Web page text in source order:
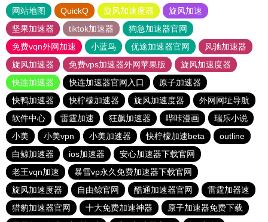
网站地图 QuickQ 旋风加速度器
旋风加速
坚果加速器
tiktok加速器
狗急加速器官网
免费vqn外网加速
小蓝鸟 优途加速器官网
风驰加速器
旋风加速器
免费vps加速器外网苹果版
旋风加速度器
快连加速器
快连加速器官网入口
原子加速器
快鸭加速器
快柠檬加速器 旋风加速度器
外网网址导航
软件中心
雷霆加速 狂飙加速器 哔咔漫画
瑞乐小说
小美
小美vpn 小美加速器 快柠檬加速beta
outline
白鲸加速器
ios加速器
安心加速器下载官网
老王vqn加速
暴雪vp永久免费加速器下载官网
旋风加速度器
自由鲸官网 酷通加速器官网
雷霆加器速
猎豹加速器官网
十大免费加速神器
原子加速器免费下载